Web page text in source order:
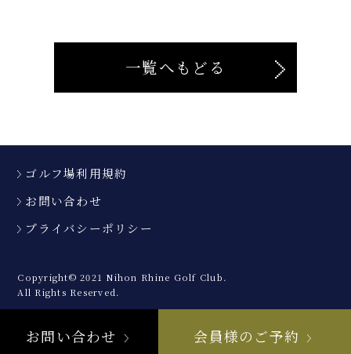
一覧へもどる
ゴルフ場利用規約
お問い合わせ
プライバシーポリシー
Copyright© 2021 Nihon Rhine Golf Club.
All Rights Reserved.
お問い合わせ 会員様のご予約